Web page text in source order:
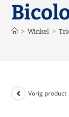
> Winkel >
Vorig product